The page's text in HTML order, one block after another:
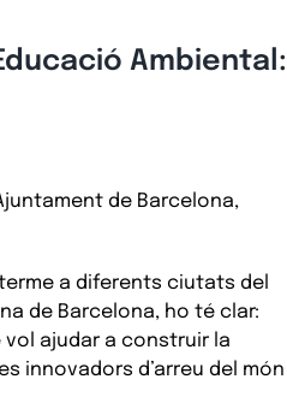
Ambiental:
de Barcelona,
a diferents ciutats del
de Barcelona, ho té clar:
vol ajudar a construir la
innovadors d’arreu del món